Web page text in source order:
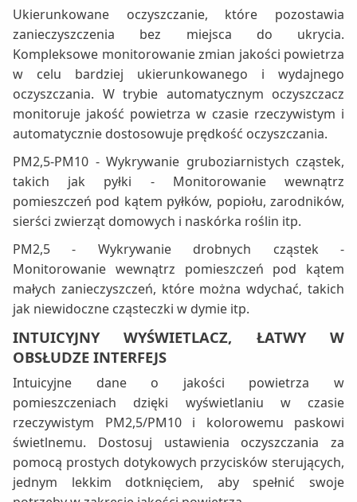
Ukierunkowane oczyszczanie, które pozostawia
zanieczyszczenia bez miejsca do ukrycia.
Kompleksowe monitorowanie zmian jakości powietrza
w celu bardziej ukierunkowanego i wydajnego
oczyszczania. W trybie automatycznym oczyszczacz
monitoruje jakość powietrza w czasie rzeczywistym i
automatycznie dostosowuje prędkość oczyszczania.
PM2,5-PM10 - Wykrywanie gruboziarnistych cząstek,
takich jak pyłki - Monitorowanie wewnątrz
pomieszczeń pod kątem pyłków, popiołu, zarodników,
sierści zwierząt domowych i naskórka roślin itp.
PM2,5 - Wykrywanie drobnych cząstek -
Monitorowanie wewnątrz pomieszczeń pod kątem
małych zanieczyszczeń, które można wdychać, takich
jak niewidoczne cząsteczki w dymie itp.
INTUICYJNY WYŚWIETLACZ, ŁATWY W
OBSŁUDZE INTERFEJS
Intuicyjne dane o jakości powietrza w
pomieszczeniach dzięki wyświetlaniu w czasie
rzeczywistym PM2,5/PM10 i kolorowemu paskowi
świetlnemu. Dostosuj ustawienia oczyszczania za
pomocą prostych dotykowych przycisków sterujących,
jednym lekkim dotknięciem, aby spełnić swoje